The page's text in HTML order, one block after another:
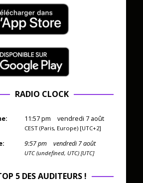
RADIO CLOCK
11:57pm vendredi 7 août
CEST (Paris, Europe) [UTC+2]
9:57pm vendredi 7 août
UTC (undefined, UTC) [UTC]
5 DES AUDITEURS !